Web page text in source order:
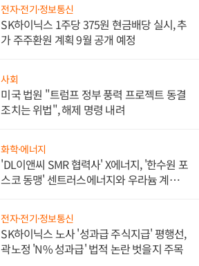
전자·전기·정보통신
SK하이닉스 1주당 375원 현금배당 실시, 추
가 주주환원 계획 9월 공개 예정
사회
미국 법원 "트럼프 정부 풍력 프로젝트 동결
조치는 위법", 해제 명령 내려
화학·에너지
'DL이앤씨 SMR 협력사' X에너지, '한수원 포
스코 동맹' 센트러스에너지와 우라늄 계약
전자·전기·정보통신
SK하이닉스 노사 '성과급 주식지급' 평행선,
곽노정 'N% 성과급' 법적 논란 벗을지 주목